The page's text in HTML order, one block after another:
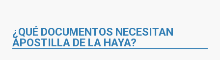
¿QUÉ DOCUMENTOS NECESITAN
APOSTILLA DE LA HAYA?